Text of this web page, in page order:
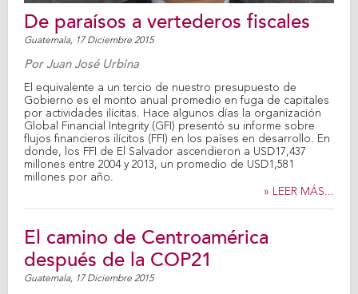
De paraísos a vertederos fiscales
Guatemala, 17 Diciembre 2015
PorJuan José Urbina
El equivalente a un tercio de nuestro presupuesto de
Gobierno es el monto anual promedio en fuga de capitales
por actividades ilícitas. Hace algunos días la organización
Global Financial Integrity (GFI) presentó su informe sobre
flujos financieros ilícitos (FFI) en los países en desarrollo. En
donde, los FFI de El Salvador ascendieron a USD17,437
millones entre 2004 y 2013, un promedio de USD1,581
millones por año.
» LEER MÁS...
El camino de Centroamérica
después de la COP21
Guatemala, 17 Diciembre 2015